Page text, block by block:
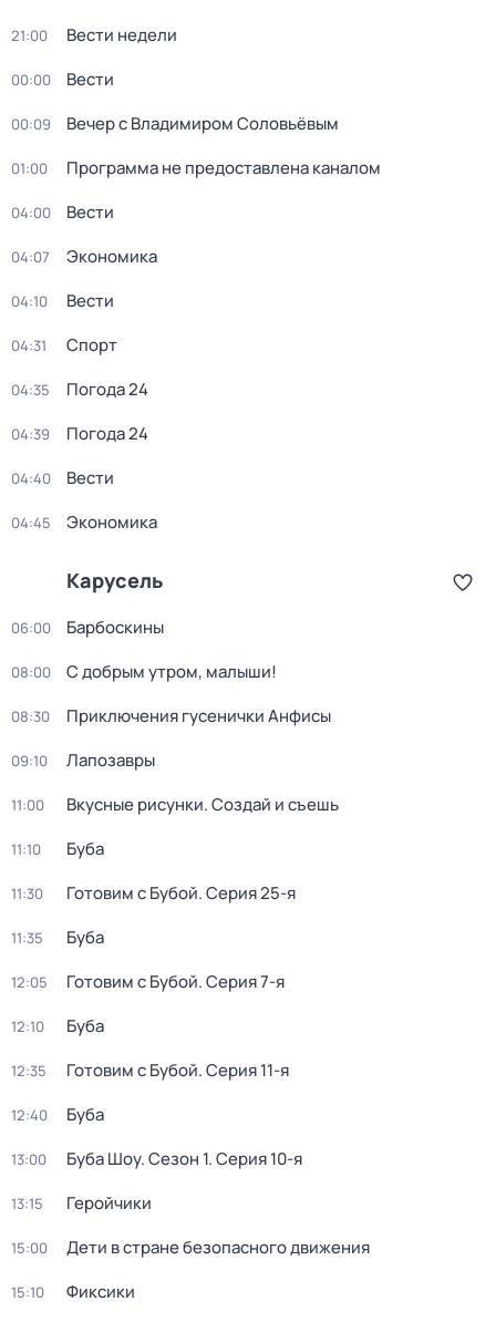
21:00 Вести недели
00:00 Вести
00:09 Вечер с Владимиром Соловьёвым
01:00 Программа не предоставлена каналом
04:00 Вести
04:07 Экономика
04:10 Вести
04:31 Спорт
04:35 Погода 24
04:39 Погода 24
04:40 Вести
04:45 Экономика
Карусель
06:00 Барбоскины
08:00 С добрым утром, малыши!
08:30 Приключения гусенички Анфисы
09:10 Лапозавры
11:00 Вкусные рисунки. Создай и съешь
11:10 Буба
11:30 Готовим с Бубой. Серия 25-я
11:35 Буба
12:05 Готовим с Бубой. Серия 7-я
12:10 Буба
12:35 Готовим с Бубой. Серия 11-я
12:40 Буба
13:00 Буба Шоу. Сезон 1. Серия 10-я
13:15 Геройчики
15:00 Дети в стране безопасного движения
15:10 Фиксики